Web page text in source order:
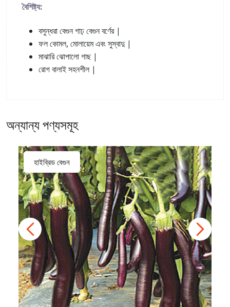
বৈশিষ্ট্য:
বসুন্ধরা বেগুন গাঢ় বেগুন বর্ণের|
ফল কোমল, মোলায়েম এবং সুস্বাদু|
মাঝারি ঝোপালো গাছ|
রোগ বালাই সহনশীল |
অন্যান্য পণ্যসমূহ
হাইব্রিড বেগুন